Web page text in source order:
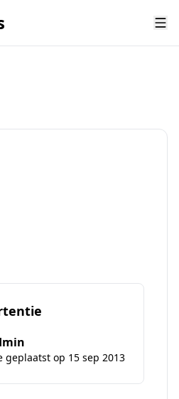
geplaatst op 15 sep 2013